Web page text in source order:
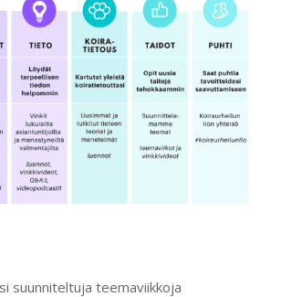
suunniteltuja teemaviikkoja